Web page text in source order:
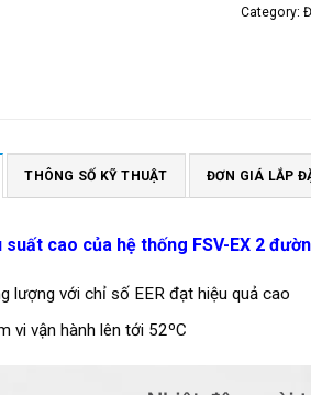
Category:
THÔNG SỐ KỸ THUẬT ĐƠN GIÁ LẮP
suất cao của hệ thống FSV-EX 2
lượng với chỉ số EER đạt hiệu quả cao
vi vận hành lên tới 52ºC